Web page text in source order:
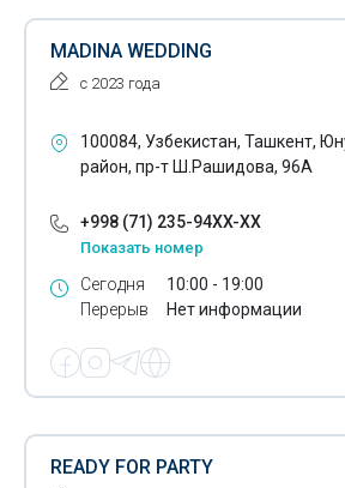
Маркетинг
Металлообработка
Метрология
Мониторинг космических снимков
Монтаж-установка сэндвич-панелей
Мясники
Независимая экспертиза
MADINA WEDDING
с 2023 года
100084, Узбекистан, Ташкент,
район, пр-т Ш.Рашидова, 96А
+998 (71) 235-94XX-XX
Показать номер
Сегодня
Перерыв
10:00 - 19:00
Нет информации
READY FOR PARTY